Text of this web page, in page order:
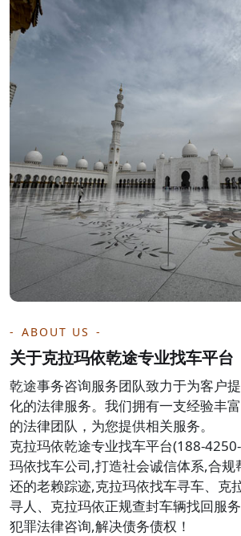
ABOUT US
关于克拉玛依乾途专业找车平台
乾途事务咨询服务团队致力于为客户
化的法律服务。我们拥有一支经验丰
的法律团队，为您提供相关服务。
克拉玛依乾途专业找车平台(188-
玛依找车公司,打造社会诚信体系,合规
还的老赖踪迹,克拉玛依找车寻车、克
寻人、克拉玛依正规查封车辆找回服
犯罪法律咨询,解决债务债权！